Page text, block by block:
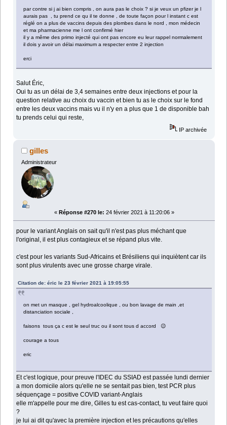
par contre si j ai bien compris , on aura pas le choix ? si je veux un pfizer je l
aurais pas , tu prend ce qu il te donne , de toute façon pour l instant c est
réglé on a plus de vaccins depuis des plombes dans le nord , mon médecin
et ma pharmacienne me l ont confirmé hier
il y a même des primo injecté qui ont pas encore eu leur rappel normalement
il dois y avoir un délai maximum a respecter entre 2 injection
erci
Salut Éric,
Oui tu as un délai de 3,4 semaines entre deux injections et pour la
question relative au choix du vaccin et bien tu as le choix sur le fond
entre les deux vaccins mais vu il n'y en a plus que 1 de disponible bah
tu prends celui qui reste,
IP archivée
gilles
Administrateur
« Réponse #270 le: 24 février 2021 à 11:20:06 »
pour le variant Anglais on sait qu'il n'est pas plus méchant que
l'original, il est plus contagieux et se répand plus vite.
c'est pour les variants Sud-Africains et Brésiliens qui inquiètent car ils
sont plus virulents avec une grosse charge virale.
Citation de: éric le 23 février 2021 à 19:05:55
on met un masque , gel hydroalcoolique , ou bon lavage de main ,et
distanciation sociale ,
faisons tous ça c est le seul truc ou il sont tous d accord 😉
courage a tous
eric
Et c'est logique, pour preuve l'IDEC du SSIAD est passée lundi dernier
a mon domicile alors qu'elle ne se sentait pas bien, test PCR plus
séquençage = positive COVID variant-Anglais
elle m'appelle pour me dire, Gilles tu est cas-contact, tu veut faire quoi
?
je lui ai dit qu'avec la première injection et les précautions qu'elles